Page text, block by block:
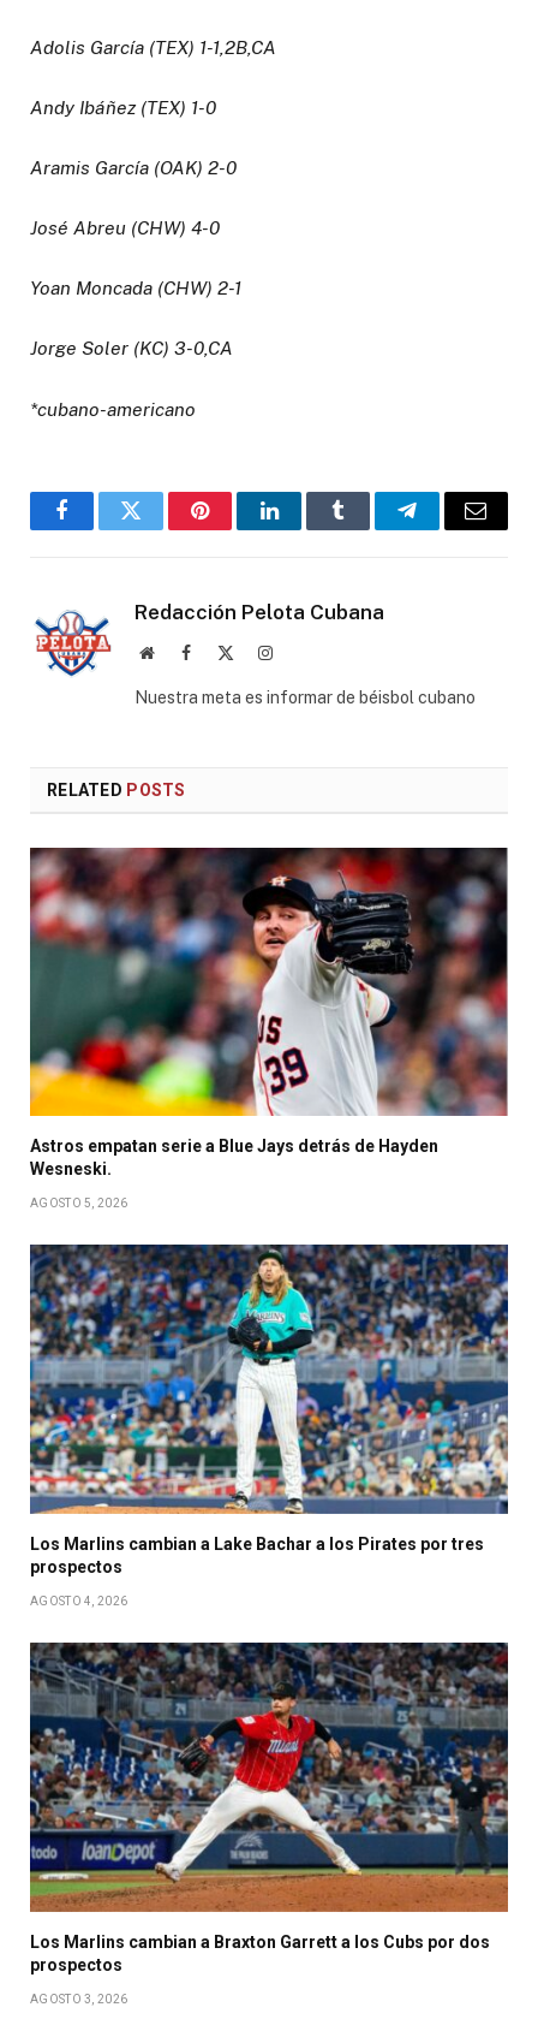
Adolis García (TEX) 1-1,2B,CA
Andy Ibáñez (TEX) 1-0
Aramis García (OAK) 2-0
José Abreu (CHW) 4-0
Yoan Moncada (CHW) 2-1
Jorge Soler (KC) 3-0,CA
*cubano-americano
FacebookTwitter PinterestLinkedInTumblr TelegramEmail
Redacción Pelota Cubana
WebsiteFacebook Instagram
Nuestra meta es informar de béisbol cubano
RELATED POSTS
Astros empatan serie a Blue Jays detrás de Hayden
Wesneski.
AGOSTO 5, 2026
Los Marlins cambian a Lake Bachar a los Pirates por tres
prospectos
AGOSTO 4, 2026
Los Marlins cambian a Braxton Garrett a los Cubs por dos
prospectos
AGOSTO 3, 2026